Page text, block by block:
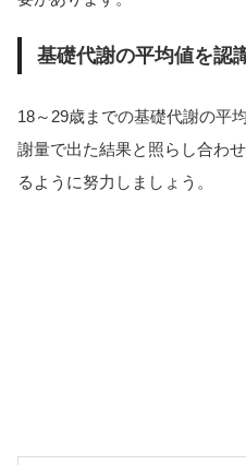
基礎代謝の平均値を認
18～29歳までの基礎代謝の平
謝量で出た結果と照らし合わ
るように努力しましょう。